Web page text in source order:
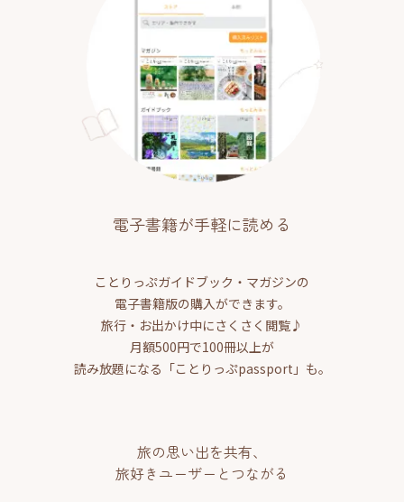
電子書籍が手軽に読める
ことりっぷガイドブック・マガジンの
電子書籍版の購入ができます。
旅行・お出かけ中にさくさく閲覧♪
月額500円で100冊以上が
読み放題になる「ことりっぷpassport」も。
旅の思い出を共有、
旅好きユーザーとつながる